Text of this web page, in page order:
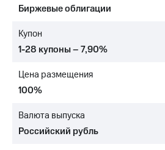
Достижения
Интервью
отчетность
Контакты
Биржевые облигации
Купон
1-28 купоны – 7,90%
Цена размещения
100%
Валюта выпуска
Российский рубль